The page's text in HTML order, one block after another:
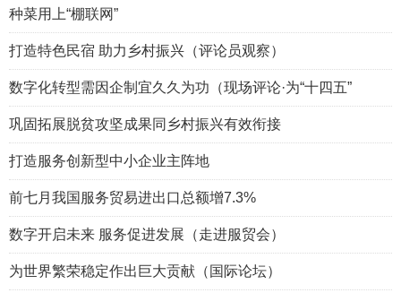
种菜用上“棚联网”
打造特色民宿 助力乡村振兴（评论员观察）
数字化转型需因企制宜久久为功（现场评论·为“十四五”
巩固拓展脱贫攻坚成果同乡村振兴有效衔接
打造服务创新型中小企业主阵地
前七月我国服务贸易进出口总额增7.3%
数字开启未来 服务促进发展（走进服贸会）
为世界繁荣稳定作出巨大贡献（国际论坛）